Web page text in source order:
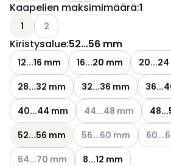
Kaapelien maksimimäärä:1
1 Katso käytettävissä olevat
2
Kiristysalue:52...56 mm
12...16 mm 16...20 mm
28...32 mm
32...36 mm
40...44 mm
Katso käytettävissä
44...48 mm
52...56 mm
Katso käytettävissä
56...60 mm Katso
Katso käytettävissä olevat vaihtoehdot
64...70 mm 8...12 mm